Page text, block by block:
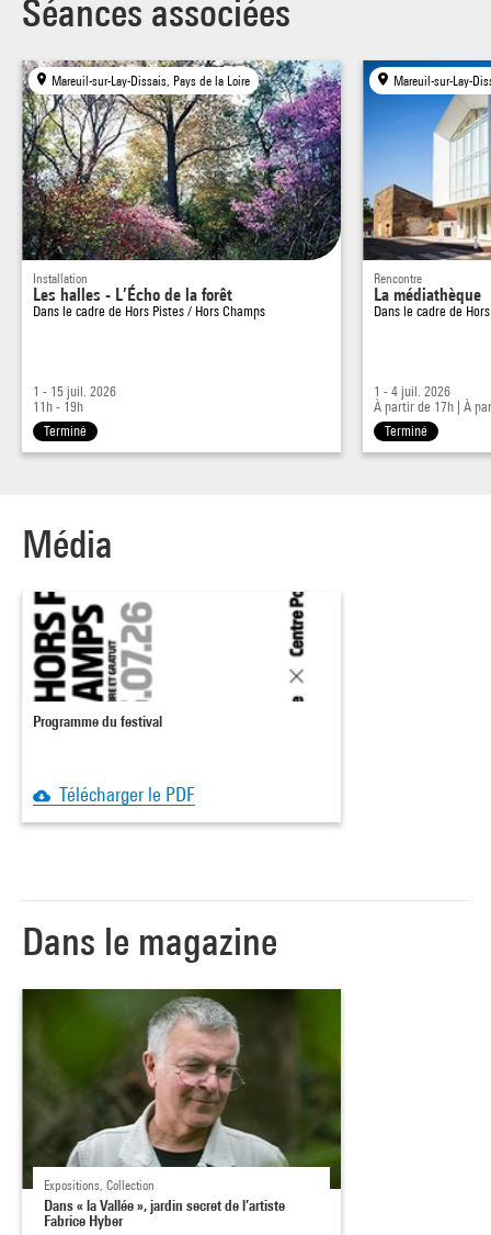
Séances associées
Mareuil-sur-Lay-Dissais, Pays de la Loire
Installation
Les halles - L’Écho de la forêt
Dans le cadre de Hors Pistes / Hors Champs
1 - 15 juil. 2026
11h - 19h
Terminé
Mareuil-sur-Lay-
Rencontre
La médiathèque
Dans le cadre de
1 - 4 juil. 2026
À partir de 17h |À
Terminé
Média
Programme du festival
Télécharger le PDF
Dans le magazine
Expositions, Collection
Dans « la Vallée », jardin secret de l’artiste
Fabrice Hyber